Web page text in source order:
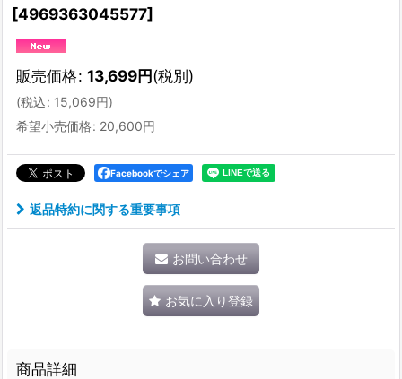
[4969363045577]
販売価格: 13,699円(税別)
(税込: 15,069円)
希望小売価格: 20,600円
Facebookでシェア
返品特約に関する重要事項
お問い合わせ
お気に入り登録
商品詳細